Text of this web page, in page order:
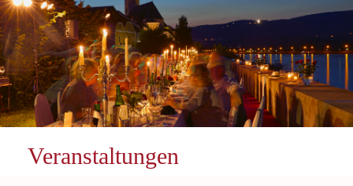
Veranstaltungen